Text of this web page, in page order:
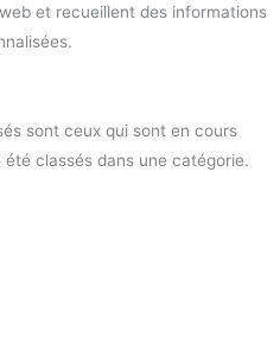
et recueillent des informations
sont ceux qui sont en cours
classés dans une catégorie.